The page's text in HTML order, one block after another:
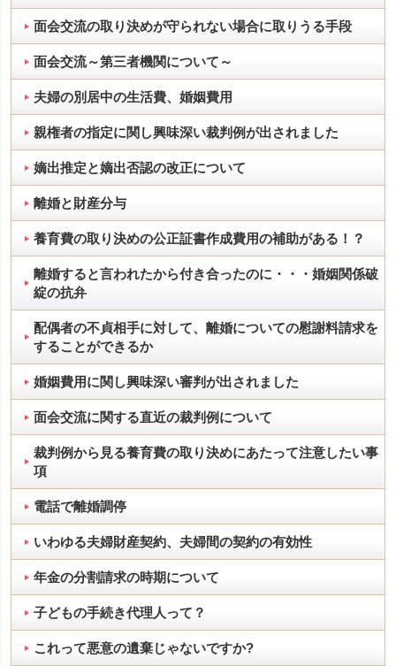
面会交流の取り決めが守られない場合に取りうる手段
面会交流～第三者機関について～
夫婦の別居中の生活費、婚姻費用
親権者の指定に関し興味深い裁判例が出されました
嫡出推定と嫡出否認の改正について
離婚と財産分与
養育費の取り決めの公正証書作成費用の補助がある！？
離婚すると言われたから付き合ったのに・・・婚姻関係破
綻の抗弁
配偶者の不貞相手に対して、離婚についての慰謝料請求を
することができるか
婚姻費用に関し興味深い審判が出されました
面会交流に関する直近の裁判例について
裁判例から見る養育費の取り決めにあたって注意したい事
項
電話で離婚調停
いわゆる夫婦財産契約、夫婦間の契約の有効性
年金の分割請求の時期について
子どもの手続き代理人って？
これって悪意の遺棄じゃないですか?